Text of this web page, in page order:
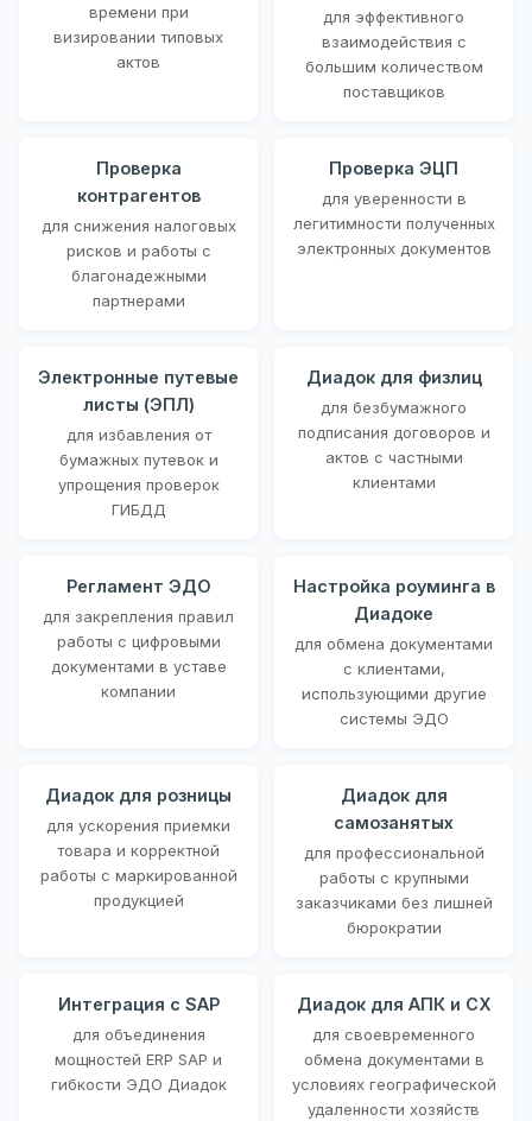
времени при
визировании типовых
актов
для эффективного
взаимодействия с
большим количеством
поставщиков
Проверка
контрагентов
для снижения налоговых
рисков и работы с
благонадежными
партнерами
Проверка ЭЦП
для уверенности в
легитимности полученных
электронных документов
Электронные путевые
листы (ЭПЛ)
для избавления от
бумажных путевок и
упрощения проверок
ГИБДД
Диадок для физлиц
для безбумажного
подписания договоров и
актов с частными
клиентами
Регламент ЭДО
для закрепления правил
работы с цифровыми
документами в уставе
компании
Настройка роуминга в
Диадоке
для обмена документами
с клиентами,
использующими другие
системы ЭДО
Диадок для розницы
для ускорения приемки
товара и корректной
работы с маркированной
продукцией
Диадок для
самозанятых
для профессиональной
работы с крупными
заказчиками без лишней
бюрократии
Интеграция с SAP
для объединения
мощностей ERP SAP и
гибкости ЭДО Диадок
Диадок для АПК и СХ
для своевременного
обмена документами в
условиях географической
удаленности хозяйств